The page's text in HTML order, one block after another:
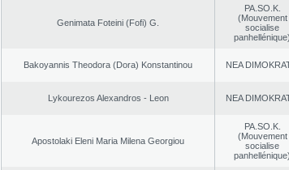
Genimata Foteini (Fofi) G.
PA.SO.K.
(Mouvement
socialise
panhellénique)
Bakoyannis Theodora (Dora) Konstantinou NEA
Lykourezos Alexandros - Leon NEA
Apostolaki Eleni Maria Milena Georgiou
PA.SO.K.
(Mouvement
socialise
panhellénique)